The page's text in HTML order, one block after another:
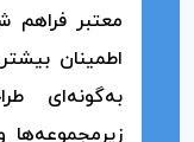
معتبر فراهم
اطمینان
به‌گونه‌ای